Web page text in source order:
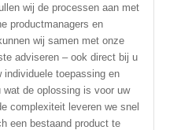
wij de processen aan met
productmanagers en
wij samen met onze
adviseren – ook direct bij u
toepassing en
de oplossing is voor uw
complexiteit leveren we snel
een bestaand product te